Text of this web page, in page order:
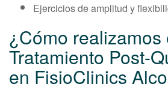
Ejercicios de amplitud y
¿Cómo realizamos
Tratamiento Post-
en FisioClinics